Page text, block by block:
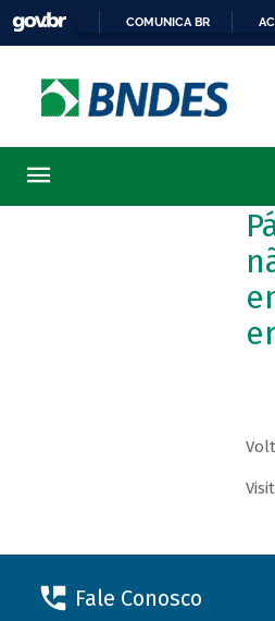
COMUNICA BR
Fale Conosco